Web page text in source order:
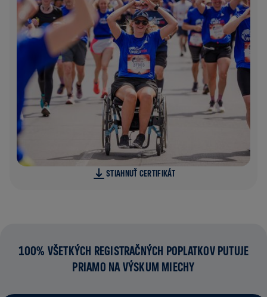
STIAHNUŤ CERTIFIKÁT
100% VŠETKÝCH REGISTRAČNÝCH POPLATKOV PUTUJE
PRIAMO NA VÝSKUM MIECHY